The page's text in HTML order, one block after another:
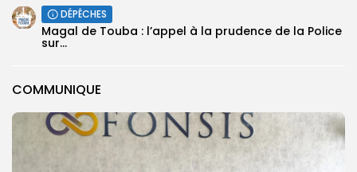
COMMUNIQUE
DÉPÊCHES
Magal de Touba : l’appel à la prudence de la Police
sur...